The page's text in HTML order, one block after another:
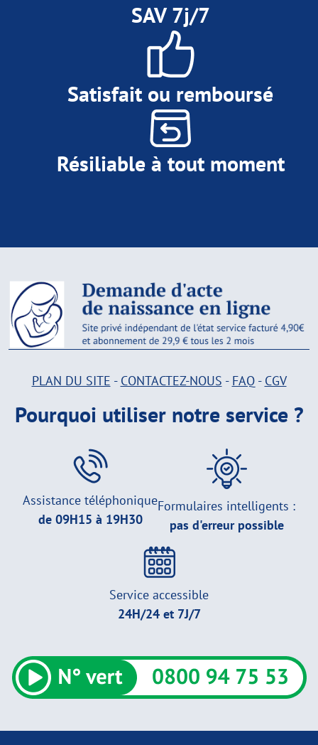
SAV 7j/7
Satisfait ou remboursé
Résiliable à tout moment
PLAN DU SITE - CONTACTEZ-NOUS - FAQ- CGV
Pourquoi utiliser notre service ?
Assistance téléphonique
de 09H15 à 19H30
Formulaires intelligents :
pas d'erreur possible
Service accessible
24H/24 et 7J/7